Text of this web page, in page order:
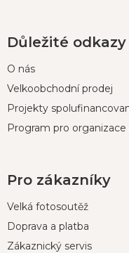
Důležité odkazy
O nás
Velkoobchodní prodej
Projekty
Program pro
Pro zákazníky
Velká fotosoutěž
Doprava a platba
Zákaznický servis